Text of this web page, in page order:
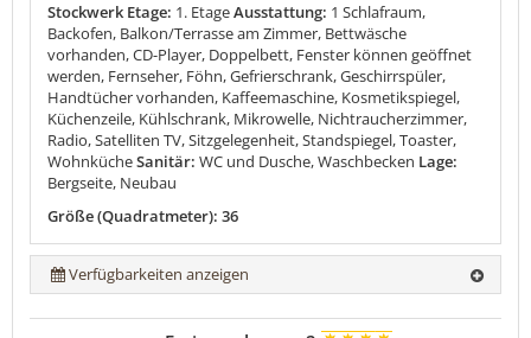
Stockwerk Etage: 1. EtageAusstattung: 1 Schlafraum,
Backofen, Balkon/Terrasse am Zimmer, Bettwäsche
vorhanden, CD-Player, Doppelbett, Fenster können geöffnet
werden, Fernseher, Föhn, Gefrierschrank, Geschirrspüler,
Handtücher vorhanden, Kaffeemaschine, Kosmetikspiegel,
Küchenzeile, Kühlschrank, Mikrowelle, Nichtraucherzimmer,
Radio, Satelliten TV, Sitzgelegenheit, Standspiegel, Toaster,
WohnkücheSanitär: WC und Dusche, Waschbecken Lage:
Bergseite, Neubau
Größe (Quadratmeter): 36
Verfügbarkeiten anzeigen